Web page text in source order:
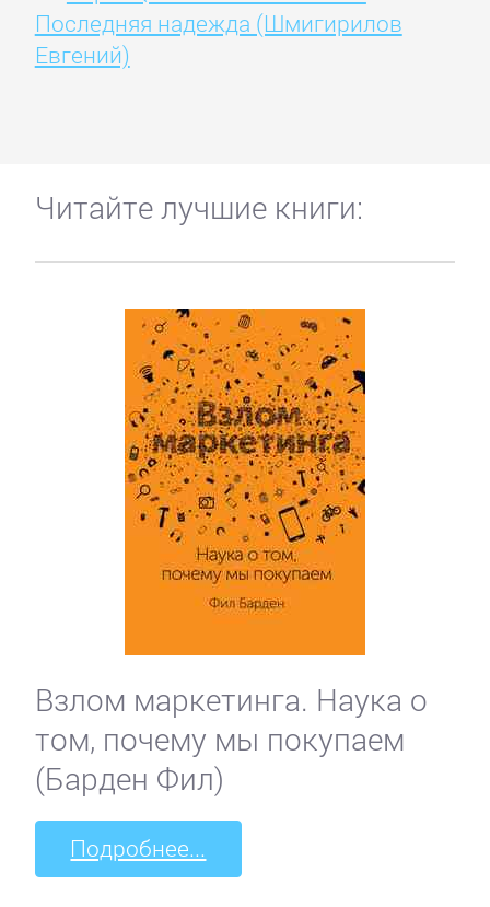
Последняя надежда (Шмигирилов
Евгений)
Читайте лучшие книги:
Взлом маркетинга. Наука о
том, почему мы покупаем
(Барден Фил)
Подробнее...